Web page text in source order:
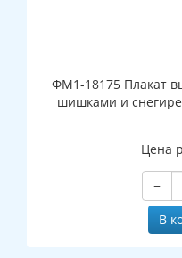
ФМ1-18175 Плакат
шишками и
Цена
−
В